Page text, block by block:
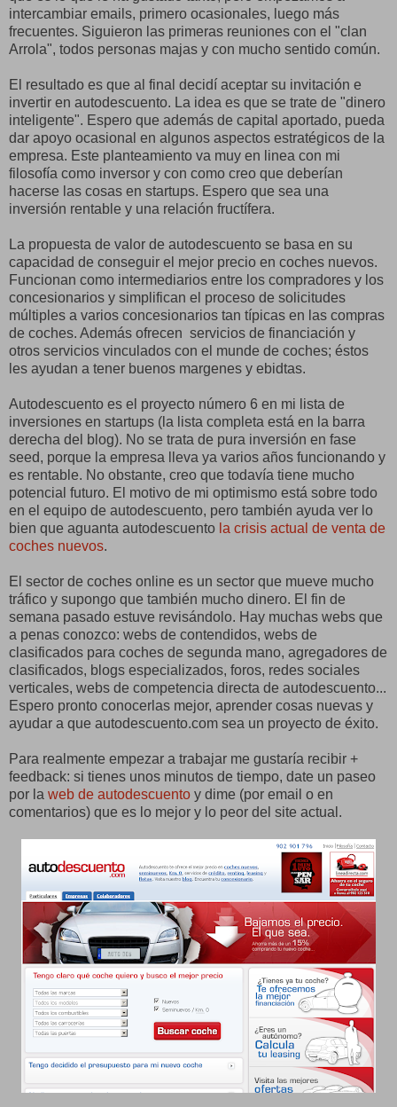
intercambiar emails, primero ocasionales, luego más
frecuentes. Siguieron las primeras reuniones con el "clan
Arrola", todos personas majas y con mucho sentido común.
El resultado es que al final decidí aceptar su invitación e
invertir en autodescuento. La idea es que se trate de "dinero
inteligente". Espero que además de capital aportado, pueda
dar apoyo ocasional en algunos aspectos estratégicos de la
empresa. Este planteamiento va muy en linea con mi
filosofía como inversor y con como creo que deberían
hacerse las cosas en startups. Espero que sea una
inversión rentable y una relación fructífera.
La propuesta de valor de autodescuento se basa en su
capacidad de conseguir el mejor precio en coches nuevos.
Funcionan como intermediarios entre los compradores y los
concesionarios y simplifican el proceso de solicitudes
múltiples a varios concesionarios tan típicas en las compras
de coches. Además ofrecen servicios de financiación y
otros servicios vinculados con el munde de coches; éstos
les ayudan a tener buenos margenes y ebidtas.
Autodescuento es el proyecto número 6 en mi lista de
inversiones en startups (la lista completa está en la barra
derecha del blog). No se trata de pura inversión en fase
seed, porque la empresa lleva ya varios años funcionando y
es rentable. No obstante, creo que todavía tiene mucho
potencial futuro. El motivo de mi optimismo está sobre todo
en el equipo de autodescuento, pero también ayuda ver lo
bien que aguanta autodescuento la crisis actual de venta de
coches nuevos.
El sector de coches online es un sector que mueve mucho
tráfico y supongo que también mucho dinero. El fin de
semana pasado estuve revisándolo. Hay muchas webs que
a penas conozco: webs de contendidos, webs de
clasificados para coches de segunda mano, agregadores de
clasificados, blogs especializados, foros, redes sociales
verticales, webs de competencia directa de autodescuento...
Espero pronto conocerlas mejor, aprender cosas nuevas y
ayudar a que autodescuento.com sea un proyecto de éxito.
Para realmente empezar a trabajar me gustaría recibir +
feedback: si tienes unos minutos de tiempo, date un paseo
por la web de autodescuento y dime (por email o en
comentarios) que es lo mejor y lo peor del site actual.